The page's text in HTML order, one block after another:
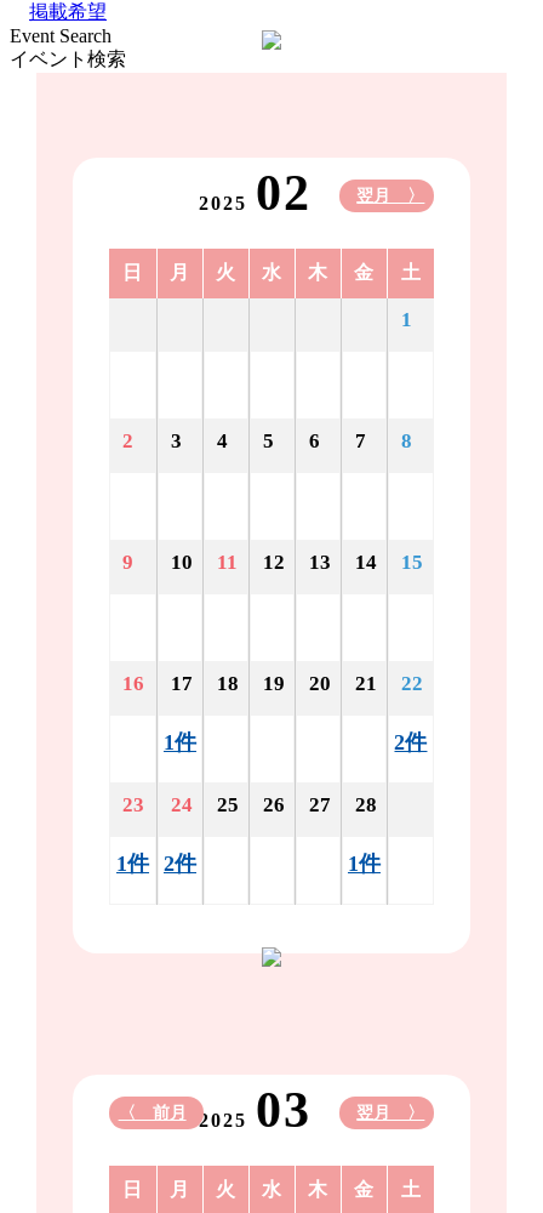
掲載希望
Event Search
イベント検索
2025 02 翌月 〉
日 月 火 水 木 金 土
1
2 3 4 5 6 7 8
9 10 11 12 13 14 15
16 17
1件
18 19 20 21 22
2件
23
1件
24
2件
25 26 27 28
1件
2025 03
〈 前月 翌月 〉
日 月 火 水 木 金 土